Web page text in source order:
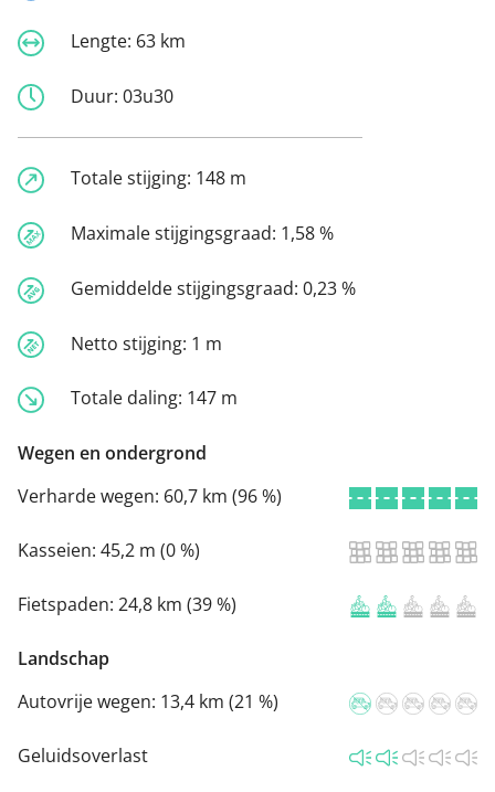
Lengte: 63 km
Duur: 03u30
Totale stijging: 148 m
Maximale stijgingsgraad: 1,58 %
Gemiddelde stijgingsgraad: 0,23 %
Netto stijging: 1 m
Totale daling: 147 m
Wegen en ondergrond
Verharde wegen: 60,7 km (96 %)
Kasseien: 45,2 m (0 %)
Fietspaden: 24,8 km (39 %)
Landschap
Autovrije wegen: 13,4 km (21 %)
Geluidsoverlast